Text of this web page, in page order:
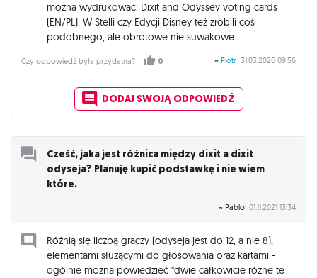
można wydrukować: Dixit and Odyssey voting cards
(EN/PL). W Stelli czy Edycji Disney też zrobili coś
podobnego, ale obrotowe nie suwakowe.
Czy odpowiedź była przydatna? 0 ~ Piotr 31.03.2026 09:56
DODAJ SWOJĄ ODPOWIEDŹ
Cześć, jaka jest różnica między dixit a dixit
odyseja? Planuję kupić podstawkę i nie wiem
które.
~ Pablo 01.11.2021 13:34
Różnią się liczbą graczy (odyseja jest do 12, a nie 8),
elementami służącymi do głosowania oraz kartami -
ogólnie można powiedzieć "dwie całkowicie różne te